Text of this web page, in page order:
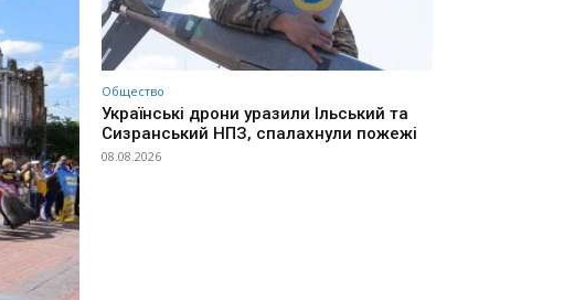
Общество
Українські дрони уразили Ільський та
Сизранський НПЗ, спалахнули пожежі
08.08.2026